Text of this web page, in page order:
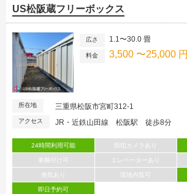
US松阪蔵フリーボックス
広さ 1.1〜30.0 畳
料金 3,500 〜25,000 円
所在地 三重県松阪市宮町312-1
アクセス JR・近鉄山田線 松阪駅 徒歩8分
24時間利用可能 防犯カメラあり
車横付け可 エレベーターあり
換気あり 現地内覧可
即日予約可